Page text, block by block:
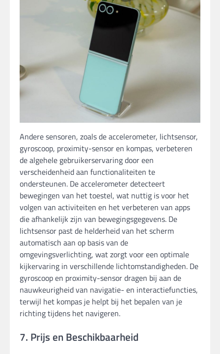
Andere sensoren, zoals de accelerometer, lichtsensor,
gyroscoop, proximity-sensor en kompas, verbeteren
de algehele gebruikerservaring door een
verscheidenheid aan functionaliteiten te
ondersteunen. De accelerometer detecteert
bewegingen van het toestel, wat nuttig is voor het
volgen van activiteiten en het verbeteren van apps
die afhankelijk zijn van bewegingsgegevens. De
lichtsensor past de helderheid van het scherm
automatisch aan op basis van de
omgevingsverlichting, wat zorgt voor een optimale
kijkervaring in verschillende lichtomstandigheden. De
gyroscoop en proximity-sensor dragen bij aan de
nauwkeurigheid van navigatie- en interactiefuncties,
terwijl het kompas je helpt bij het bepalen van je
richting tijdens het navigeren.
7. Prijs en Beschikbaarheid